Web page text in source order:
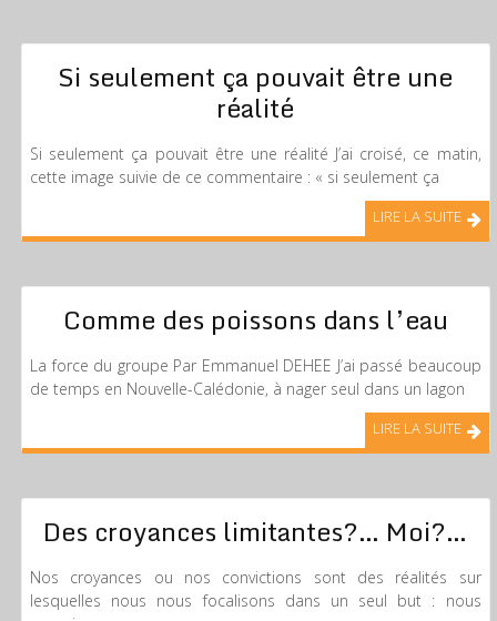
Si seulement ça pouvait être une
réalité
Si seulement ça pouvait être une réalité J’ai croisé, ce matin,
cette image suivie de ce commentaire : « si seulement ça
LIRE LA SUITE
Comme des poissons dans l’eau
La force du groupe Par Emmanuel DEHEE J’ai passé beaucoup
de temps en Nouvelle-Calédonie, à nager seul dans un lagon
LIRE LA SUITE
Des croyances limitantes?… Moi?…
Nos croyances ou nos convictions sont des réalités sur
lesquelles nous nous focalisons dans un seul but : nous